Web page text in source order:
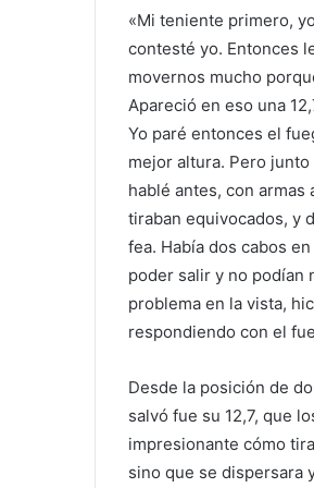
«Mi teniente primero,
contesté yo. Entonces
movernos mucho
Apareció en eso una
Yo paré entonces el
mejor altura. Pero
hablé antes, con
tiraban equivocados, y
fea. Había dos cabos
poder salir y no podían
problema en la vista,
respondiendo con el
Desde la posición de
salvó fue su 12,7, que
impresionante cómo
sino que se dispersara